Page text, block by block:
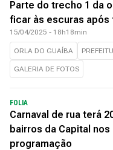
Parte do trecho 1 da
ficar às escuras após
15/04/2025 - 18h18min
ORLA DO GUAÍBA
GALERIA DE FOTOS
FOLIA
Carnaval de rua terá
bairros da Capital
programação